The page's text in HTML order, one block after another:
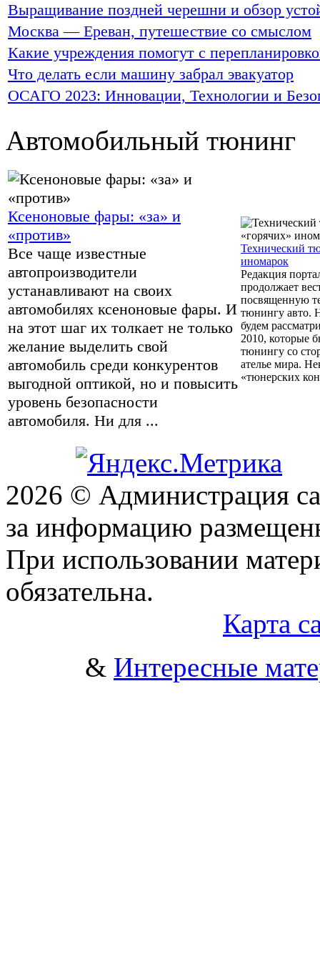
Выращивание поздней черешни и обзор
Москва — Ереван, путешествие со смыслом
Какие учреждения помогут с
Что делать если машину забрал эвакуатор
ОСАГО 2023: Инновации, Технологии и
Автомобильный тюнинг
Ксеноновые фары: «за» и
«против»
Все чаще известные
автопроизводители
устанавливают на своих
автомобилях ксеноновые фары. И
на этот шаг их толкает не только
желание выделить свой
автомобиль среди конкурентов
выгодной оптикой, но и повысить
уровень безопасности
автомобиля. Ни для ...
Технический
иномарок
Редакция
продолжает
посвященную
тюнингу авто.
будем
2010, которые
тюнингу со
ателье мира.
«тюнерских
2026 © Администрация
за информацию
При использовании
обязательна.
Карта
& Интересные